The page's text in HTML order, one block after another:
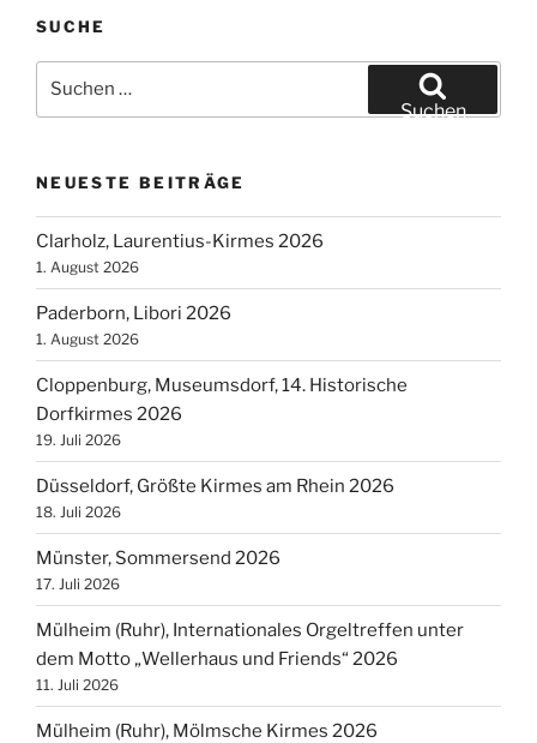
SUCHE
nach:
Suchen
NEUESTE BEITRÄGE
Clarholz, Laurentius-Kirmes 2026
1. August 2026
Paderborn, Libori 2026
1. August 2026
Cloppenburg, Museumsdorf, 14. Historische
Dorfkirmes 2026
19. Juli 2026
Düsseldorf, Größte Kirmes am Rhein 2026
18. Juli 2026
Münster, Sommersend 2026
17. Juli 2026
Mülheim (Ruhr), Internationales Orgeltreffen unter
dem Motto „Wellerhaus und Friends“ 2026
11. Juli 2026
Mülheim (Ruhr), Mölmsche Kirmes 2026